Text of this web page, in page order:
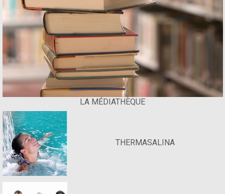
LA MÉDIATHÈQUE
THERMASALINA